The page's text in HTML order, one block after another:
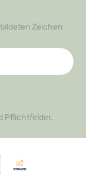
Zeichen
Pflichtfelder.